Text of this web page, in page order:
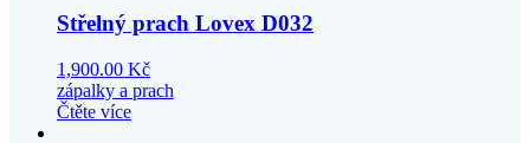
Střelný prach Lovex D032
1,900.00 Kč
zápalky a prach
Čtěte více